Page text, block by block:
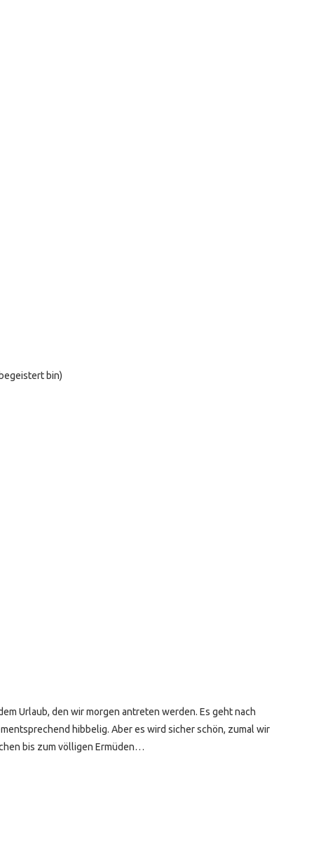
bin)
Urlaub, den wir morgen antreten werden. Es geht nach
hibbelig. Aber es wird sicher schön, zumal wir
bis zum völligen Ermüden…